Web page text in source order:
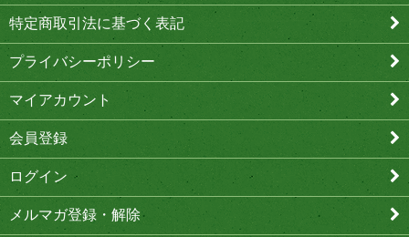
特定商取引法に基づく表記
プライバシーポリシー
マイアカウント
会員登録
ログイン
メルマガ登録・解除